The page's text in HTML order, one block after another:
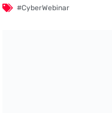
#CyberWebinar